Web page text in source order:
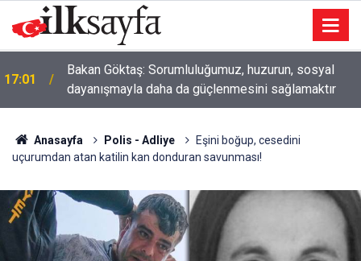
17:01
Bakan Göktaş: Sorumluluğumuz, huzurun, sosyal
dayanışmayla daha da güçlenmesini sağlamaktır
Anasayfa Polis - Adliye
Eşini boğup, cesedini
uçurumdan atan katilin kan donduran savunması!